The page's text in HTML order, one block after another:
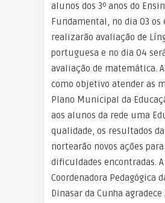
alunos dos 3º anos do
Fundamental, no dia 03 os
realizarão avaliação de
portuguesa e no dia 04
avaliação de matemática.
como objetivo atender as
Plano Municipal da
aos alunos da rede uma
qualidade, os resultados
nortearão novos ações
dificuldades encontradas. A
Coordenadora Pedagógica
Dinasar da Cunha agradece